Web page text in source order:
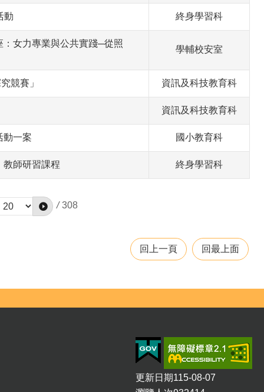
動 終身學習科
女力專業與公共實踐─從照
學輔校安室
競賽」 資訊及科技教育科
資訊及科技教育科
動一案 國小教育科
教師研習課程 終身學習科
/ 308
回上一頁 回最上面
更新日期115-08-07